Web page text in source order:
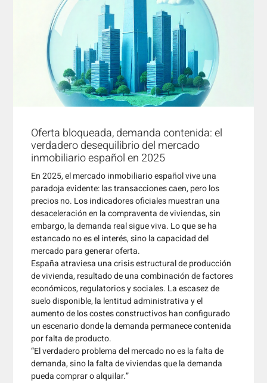
Oferta bloqueada, demanda contenida: el
verdadero desequilibrio del mercado
inmobiliario español en 2025
En 2025, el mercado inmobiliario español vive una
paradoja evidente: las transacciones caen, pero los
precios no. Los indicadores oficiales muestran una
desaceleración en la compraventa de viviendas, sin
embargo, la demanda real sigue viva. Lo que se ha
estancado no es el interés, sino la capacidad del
mercado para generar oferta.
España atraviesa una crisis estructural de producción
de vivienda, resultado de una combinación de factores
económicos, regulatorios y sociales. La escasez de
suelo disponible, la lentitud administrativa y el
aumento de los costes constructivos han configurado
un escenario donde la demanda permanece contenida
por falta de producto.
“El verdadero problema del mercado no es la falta de
demanda, sino la falta de viviendas que la demanda
pueda comprar o alquilar.”